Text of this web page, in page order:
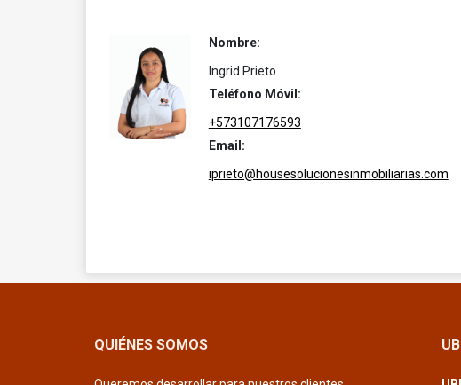
Nombre:
Ingrid Prieto
Teléfono Móvil:
+573107176593
Email:
iprieto@housesolucionesinmobiliarias.com
QUIÉNES SOMOS